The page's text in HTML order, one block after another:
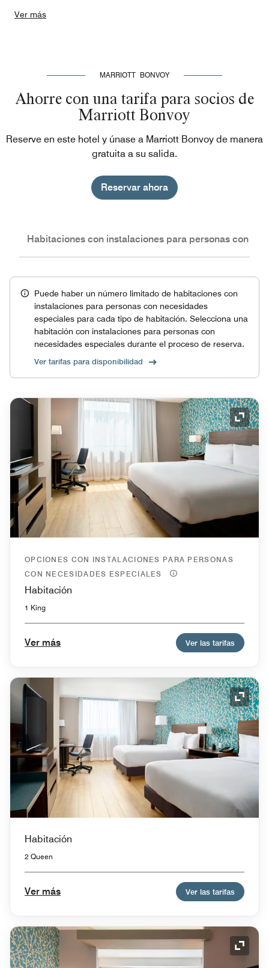
Ver más
MARRIOTT BONVOY
Ahorre con una tarifa para socios de
Marriott Bonvoy
Reserve en este hotel y únase a Marriott Bonvoy de manera
gratuita a su salida.
Reservar ahora
Habitaciones con instalaciones para personas con
Puede haber un número limitado de habitaciones con
instalaciones para personas con necesidades
especiales para cada tipo de habitación. Selecciona una
habitación con instalaciones para personas con
necesidades especiales durante el proceso de reserva.
Ver tarifas para disponibilidad
Icono
OPCIONES CON INSTALACIONES PARA PERSONAS
CON NECESIDADES ESPECIALES
Habitación
1 King
Ver más Ver las tarifas
Icono
Habitación
2 Queen
Ver más Ver las tarifas
Icono